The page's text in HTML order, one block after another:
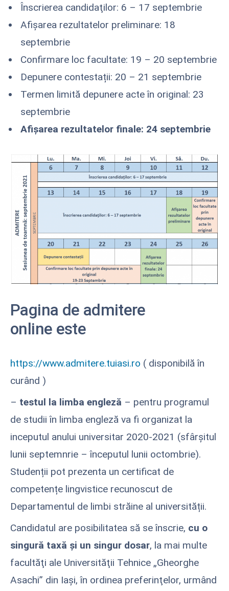
Înscrierea candidaţilor: 6 – 17 septembrie
Afişarea rezultatelor preliminare: 18
septembrie
Confirmare loc facultate: 19 – 20 septembrie
Depunere contestații: 20 – 21 septembrie
Termen limită depunere acte în original: 23
septembrie
Afişarea rezultatelor finale: 24 septembrie
Pagina de admitere
online este
https://www.admitere.tuiasi.ro ( disponibilă în
curând )
– testul la limba engleză – pentru programul
de studii în limba engleză va fi organizat la
inceputul anului universitar 2020-2021 (sfârșitul
lunii septemnrie – începutul lunii octombrie).
Studenții pot prezenta un certificat de
competențe lingvistice recunoscut de
Departamentul de limbi străine al universității.
Candidatul are posibilitatea să se înscrie, cu o
singură taxă şi un singur dosar, la mai multe
facultăţi ale Universităţii Tehnice „Gheorghe
Asachi” din Iaşi, în ordinea preferinţelor, urmând